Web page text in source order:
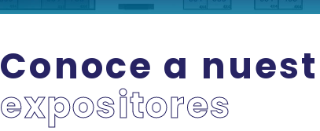
Conoce a
expositores